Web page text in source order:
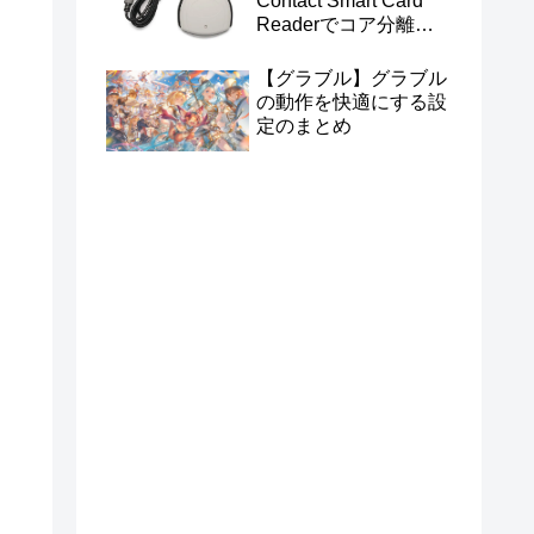
Readerでコア分離を
【グラブル】グラブル
の動作を快適にする設
定のまとめ